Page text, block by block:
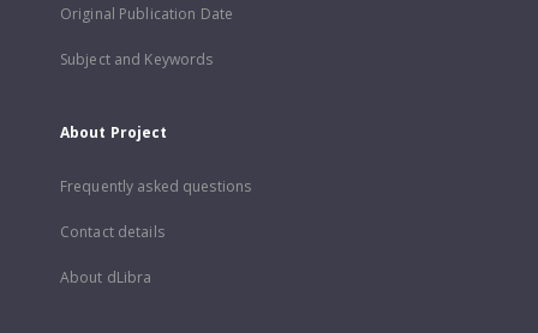
Original Publication Date
Subject and Keywords
About Project
Frequently asked questions
Contact details
About dLibra